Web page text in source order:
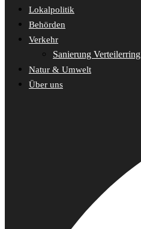
Lokalpolitik
Behörden
Verkehr
Sanierung Verteilerring
Natur & Umwelt
Über uns